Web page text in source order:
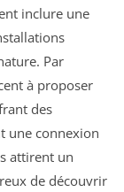
inclure une
Par
à proposer
des
une connexion
attirent un
de découvrir